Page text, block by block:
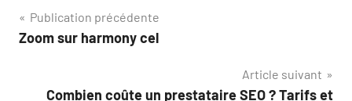
Navigation
de
Publication précédente
Zoom sur harmony cel
Article suivant
Combien coûte un prestataire SEO ? Tarifs et